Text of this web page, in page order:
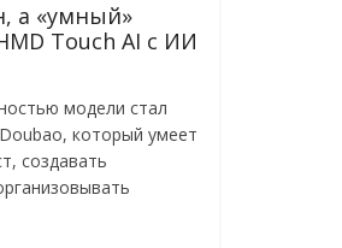
а «умный»
Touch AI с ИИ
модели стал
который умеет
создавать